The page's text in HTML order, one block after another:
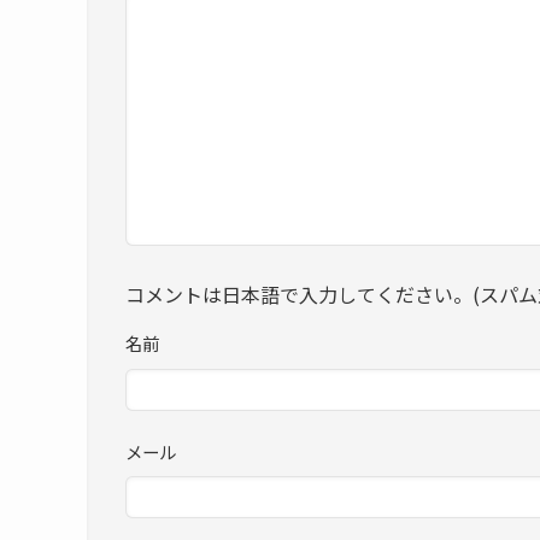
コメントは日本語で入力してください。(スパ
名前
メール